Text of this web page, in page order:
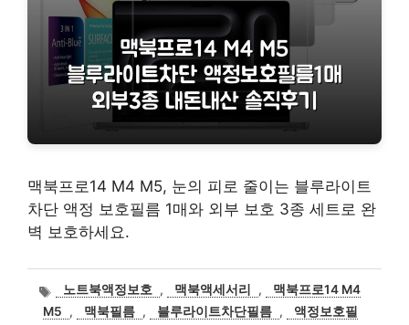
맥북프로14 M4 M5, 눈의 피로 줄이는 블루라이트
차단 액정 보호필름 1매와 외부 보호 3종 세트로 완
벽 보호하세요.
태
그
노트북액정보호 , 맥북액세서리 ,
맥북프로14 M4
M5
, 맥북필름 , 블루라이트차단필름 ,
액정보호필